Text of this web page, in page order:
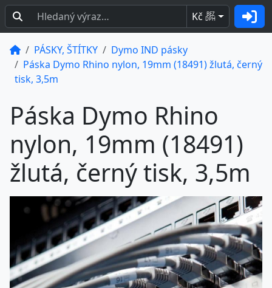
Kč BEZ
DPH
PÁSKY, ŠTÍTKY
Dymo IND pásky
Páska Dymo Rhino nylon, 19mm (18491) žlutá, černý
tisk, 3,5m
Páska Dymo Rhino
nylon, 19mm (18491)
žlutá, černý tisk, 3,5m